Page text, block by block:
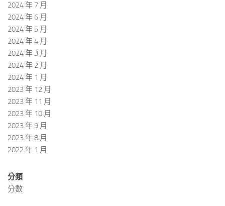
2024 年 7 月
2024 年 6 月
2024 年 5 月
2024 年 4 月
2024 年 3 月
2024 年 2 月
2024 年 1 月
2023 年 12 月
2023 年 11 月
2023 年 10 月
2023 年 9 月
2023 年 8 月
2022 年 1 月
分類
分數